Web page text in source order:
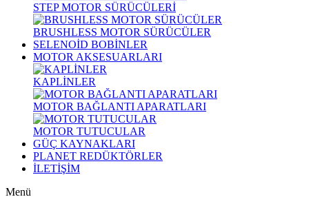
STEP MOTOR SÜRÜCÜLERİ
BRUSHLESS MOTOR SÜRÜCÜLER
SELENOİD BOBİNLER
MOTOR AKSESUARLARI
KAPLİNLER
MOTOR BAĞLANTI APARATLARI
MOTOR TUTUCULAR
GÜÇ KAYNAKLARI
PLANET REDÜKTÖRLER
İLETİŞİM
Menü